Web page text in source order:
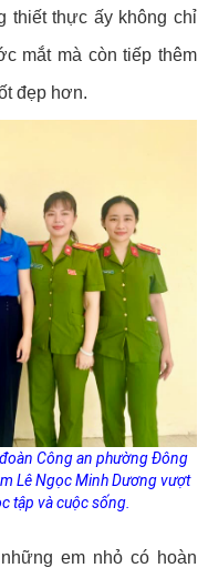
thiết thực ấy không chỉ
mắt mà còn tiếp thêm
đẹp hơn.
Công an phường Đông
m Lê Ngọc Minh Dươngvượt
tập và cuộc sống.
em nhỏ có hoàn